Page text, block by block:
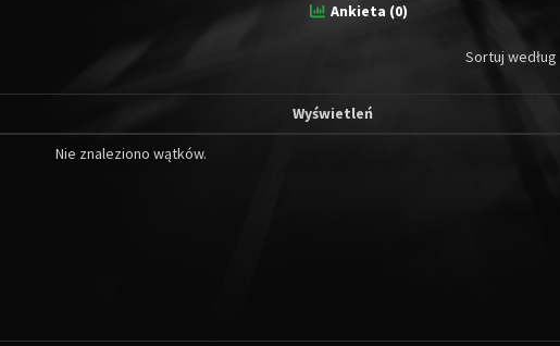
Ankieta (0)
Sortuj według
Wyświetleń
Nie znaleziono wątków.